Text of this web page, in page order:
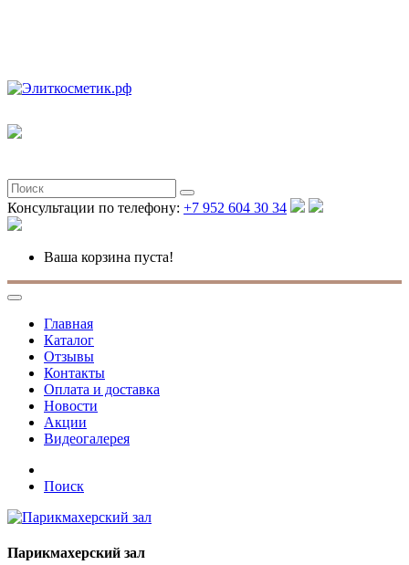
Консультации по телефону: +7 952 604 30 34
Ваша корзина пуста!
Главная
Каталог
Отзывы
Контакты
Оплата и доставка
Новости
Акции
Видеогалерея
Поиск
Парикмахерский зал